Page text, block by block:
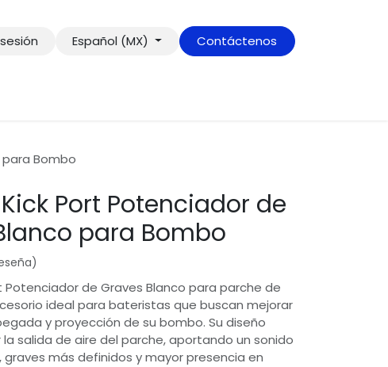
Español (MX) Contáctenos
para Bombo
Kick Port Potenciador de
para Bombo
Potenciador de Graves Blanco para parche de
ideal para bateristas que buscan mejorar
y proyección de su bombo. Su diseño
salida de aire del parche, aportando un sonido
más definidos y mayor presencia en